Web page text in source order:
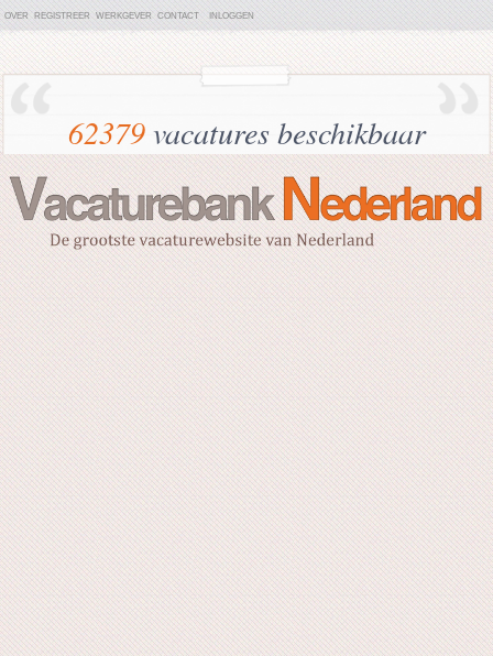
OVER REGISTREER WERKGEVER CONTACT INLOGGEN
62379vacatures beschikbaar